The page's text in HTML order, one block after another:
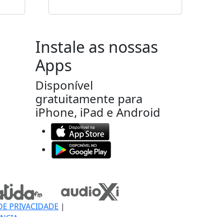
Instale as nossas
Apps
Disponível
gratuitamente para
iPhone, iPad e Android
PRIVACIDADE |